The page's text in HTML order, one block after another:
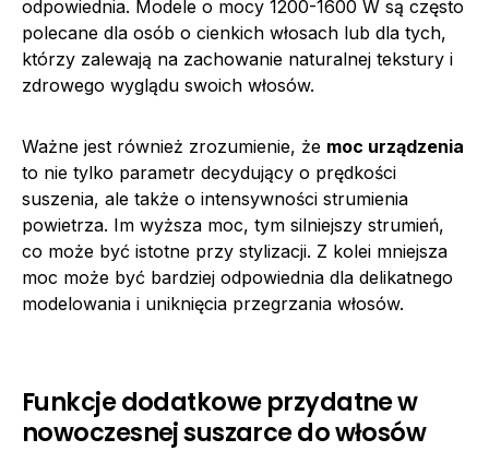
odpowiednia. Modele o mocy 1200-1600 W są często
polecane dla osób o cienkich włosach lub dla tych,
którzy zalewają na zachowanie naturalnej tekstury i
zdrowego wyglądu swoich włosów.
Ważne jest również zrozumienie, że moc urządzenia
to nie tylko parametr decydujący o prędkości
suszenia, ale także o intensywności strumienia
powietrza. Im wyższa moc, tym silniejszy strumień,
co może być istotne przy stylizacji. Z kolei mniejsza
moc może być bardziej odpowiednia dla delikatnego
modelowania i uniknięcia przegrzania włosów.
Funkcje dodatkowe przydatne w
nowoczesnej suszarce do włosów